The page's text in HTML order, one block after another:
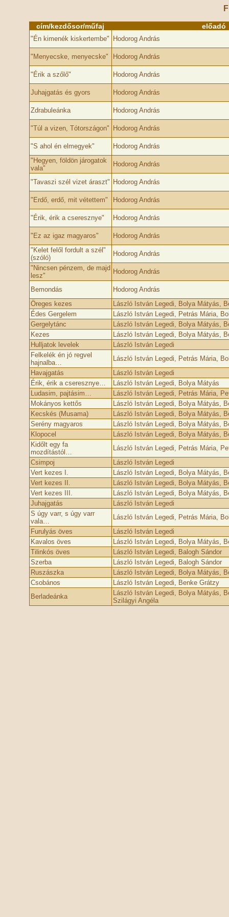
cím/kezdősor/műfaj előadó
"Én kimenék kiskertembe" Hodorog András
"Menyecske, menyecske" Hodorog András
"Érik a szőlő" Hodorog András
Juhajgatás és gyors Hodorog András
Zdrabuleánka Hodorog András
"Túl a vizen, Tótországon" Hodorog András
"S ahol én elmegyek"
Hodorog András
"Hegyen, földön járogatok
vala"
Hodorog András
"Tavaszi szél vizet áraszt" Hodorog András
"Erdő, erdő, mit vétettem" Hodorog András
"Érik, érik a cseresznye" Hodorog András
"Ez az igaz magyaros"
Hodorog András
"Kelet felől fordult a szél"
(szóló)
Hodorog András
"Nincsen pénzem, de majd
lesz"
Hodorog András
Bemondás
Hodorog András
Öreges kezes
László István Legedi, Bolya Mátyás,
Édes Gergelem
László István Legedi, Petrás Mária,
Gergelytánc
László István Legedi, Bolya Mátyás,
Kezes
László István Legedi, Bolya Mátyás,
Hulljatok levelek
László István Legedi
Felkelék én jó regvel
hajnalba…
László István Legedi, Petrás Mária,
Havajgatás
László István Legedi
Érik, érik a cseresznye…
László István Legedi, Bolya Mátyás
Ludasim, pajtásim…
László István Legedi, Petrás Mária,
Mokányos kettős
László István Legedi, Bolya Mátyás,
Kecskés (Musama)
László István Legedi, Bolya Mátyás,
Serény magyaros
László István Legedi, Bolya Mátyás,
Klopocel
László István Legedi, Bolya Mátyás,
Kidőlt egy fa
mozdítástól…
László István Legedi, Petrás Mária,
Csimpoj
László István Legedi
Vert kezes I.
László István Legedi, Bolya Mátyás,
Vert kezes II.
László István Legedi, Bolya Mátyás,
Vert kezes III.
László István Legedi, Bolya Mátyás,
Juhajgatás
László István Legedi
S úgy varr, s úgy varr
vala…
László István Legedi, Petrás Mária,
Furulyás öves
László István Legedi
Kavalos öves
László István Legedi, Bolya Mátyás,
Tilinkós öves
László István Legedi, Balogh Sándor
Szerba
László István Legedi, Balogh Sándor
Ruszászka
László István Legedi, Bolya Mátyás,
Csobános
László István Legedi, Benke Grátzy
Berladeánka
László István Legedi, Bolya Mátyás,
Szilágyi Angéla